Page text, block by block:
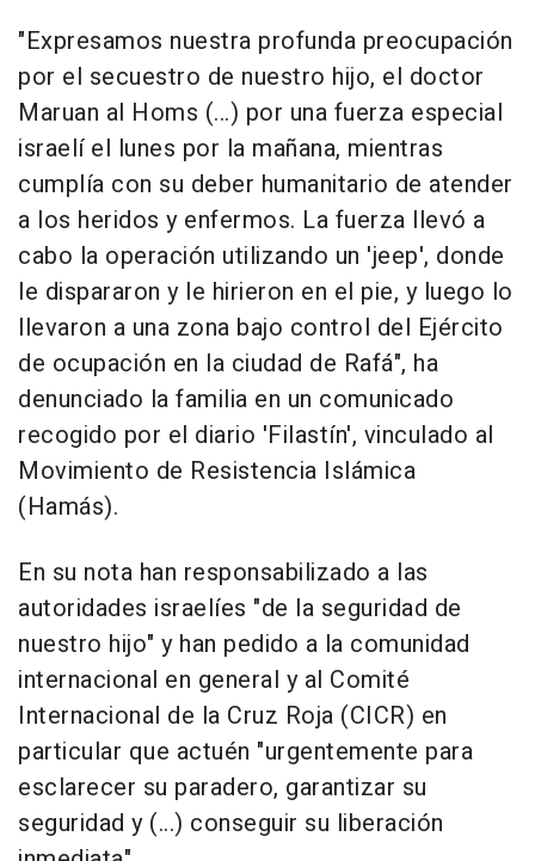
"Expresamos nuestra profunda preocupación
por el secuestro de nuestro hijo, el doctor
Maruan al Homs (...) por una fuerza especial
israelí el lunes por la mañana, mientras
cumplía con su deber humanitario de atender
a los heridos y enfermos. La fuerza llevó a
cabo la operación utilizando un 'jeep', donde
le dispararon y le hirieron en el pie, y luego lo
llevaron a una zona bajo control del Ejército
de ocupación en la ciudad de Rafá", ha
denunciado la familia en un comunicado
recogido por el diario 'Filastín', vinculado al
Movimiento de Resistencia Islámica
(Hamás).
En su nota han responsabilizado a las
autoridades israelíes "de la seguridad de
nuestro hijo" y han pedido a la comunidad
internacional en general y al Comité
Internacional de la Cruz Roja (CICR) en
particular que actuén "urgentemente para
esclarecer su paradero, garantizar su
seguridad y (...) conseguir su liberación